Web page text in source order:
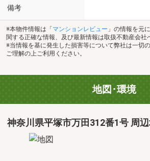
備考
※本物件情報は「 マンションレビュー 」の情報を元
関する正確な情報、及び最新情報は取扱不動産会社
※当情報を基に発生した損害等について弊社は一切
ご理解の上ご利用ください。
地図･環境
神奈川県平塚市万田312番1号 周